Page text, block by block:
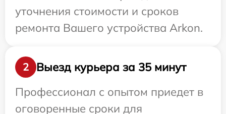
уточнения стоимости и сроков
ремонта Вашего устройства Arkon.
2
Выезд курьера за 35 минут
Профессионал с опытом приедет в
оговоренные сроки для